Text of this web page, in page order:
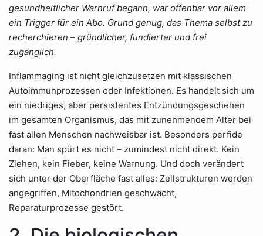
gesundheitlicher Warnruf begann, war offenbar vor allem
ein Trigger für ein Abo. Grund genug, das Thema selbst zu
recherchieren – gründlicher, fundierter und frei
zugänglich.
Inflammaging ist nicht gleichzusetzen mit klassischen
Autoimmunprozessen oder Infektionen. Es handelt sich um
ein niedriges, aber persistentes Entzündungsgeschehen
im gesamten Organismus, das mit zunehmendem Alter bei
fast allen Menschen nachweisbar ist. Besonders perfide
daran: Man spürt es nicht – zumindest nicht direkt. Kein
Ziehen, kein Fieber, keine Warnung. Und doch verändert
sich unter der Oberfläche fast alles: Zellstrukturen werden
angegriffen, Mitochondrien geschwächt,
Reparaturprozesse gestört.